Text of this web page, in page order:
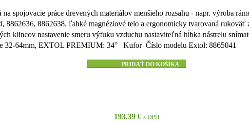
spojovacie práce drevených materiálov menšieho rozsahu - napr. výroba
8862636, 8862638. ľahké magnéziové telo a ergonomicky tvarovaná
klincov nastavenie smeru výfuku vzduchu nastaviteľná hĺbka nástrelu
32-64mm, EXTOL PREMIUM: 34° Kufor Číslo modelu Extol: 8865041
PRIDAŤ DO KOŠÍKA
193.39 € s DPH